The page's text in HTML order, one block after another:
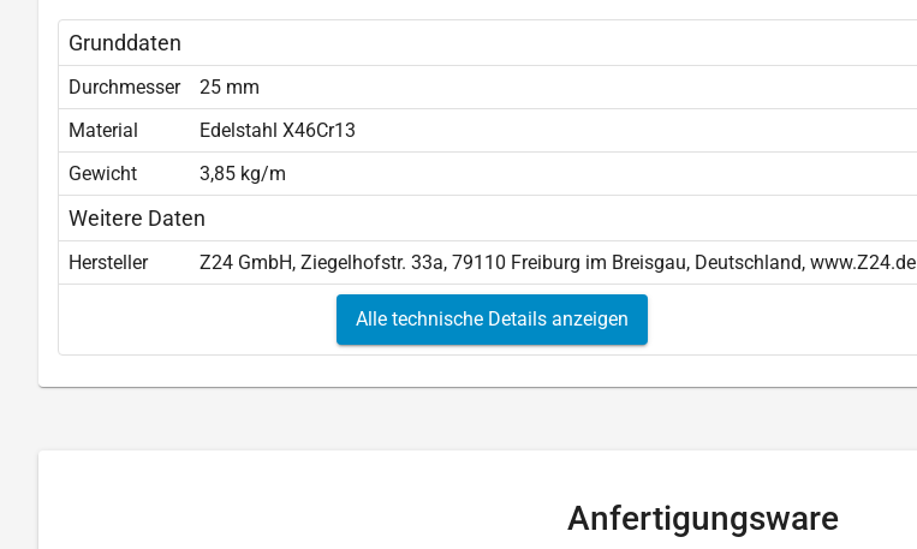
Grunddaten
Durchmesser
25 mm
Material
Edelstahl X46Cr13
Gewicht
3,85 kg/m
Weitere Daten
Hersteller Z24 GmbH, Ziegelhofstr. 33a, 79110 Freiburg im Breisgau, Deutschland, www.Z24.de
Alle technische Details anzeigen
Anfertigungsware